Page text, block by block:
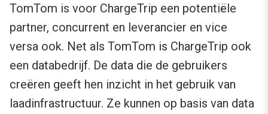
TomTom is voor ChargeTrip een potentiële
partner, concurrent en leverancier en vice
versa ook. Net als TomTom is ChargeTrip ook
een databedrijf. De data die de gebruikers
creëren geeft hen inzicht in het gebruik van
laadinfrastructuur. Ze kunnen op basis van data